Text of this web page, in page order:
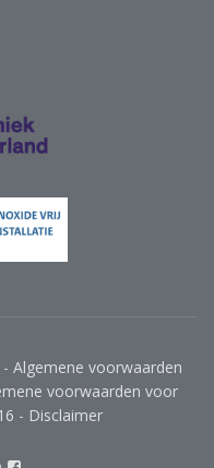
- Algemene voorwaarden
voorwaarden voor
- Disclaimer